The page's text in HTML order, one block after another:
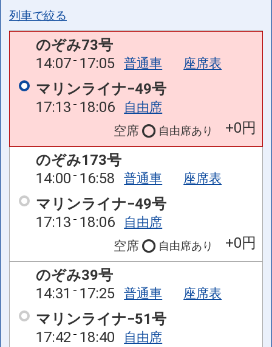
列車で絞る
のぞみ73号
14:07 17:05 普通車 座席表
マリンライナ−49号
17:13 18:06
自由席
空席
自由席あり
+0円
のぞみ173号
14:00 16:58 普通車 座席表
マリンライナ−49号
17:13 18:06
自由席
空席
自由席あり
+0円
のぞみ39号
14:31
17:25 普通車 座席表
マリンライナ−51号
17:42 18:40
自由席